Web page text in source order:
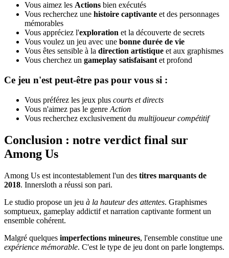
Vous aimez les Actions bien exécutés
Vous recherchez une histoire captivante et des personnages
mémorables
Vous appréciez l'exploration et la découverte de secrets
Vous voulez un jeu avec une bonne durée de vie
Vous êtes sensible à la direction artistique et aux graphismes
Vous cherchez un gameplay satisfaisant et profond
Ce jeu n'est peut-être pas pour vous si :
Vous préférez les jeux plus courts et directs
Vous n'aimez pas le genre Action
Vous recherchez exclusivement du multijoueur compétitif
Conclusion : notre verdict final sur
Among Us
Among Us est incontestablement l'un des titres marquants de
2018. Innersloth a réussi son pari.
Le studio propose un jeu à la hauteur des attentes. Graphismes
somptueux, gameplay addictif et narration captivante forment un
ensemble cohérent.
Malgré quelques imperfections mineures, l'ensemble constitue une
expérience mémorable. C'est le type de jeu dont on parle longtemps.